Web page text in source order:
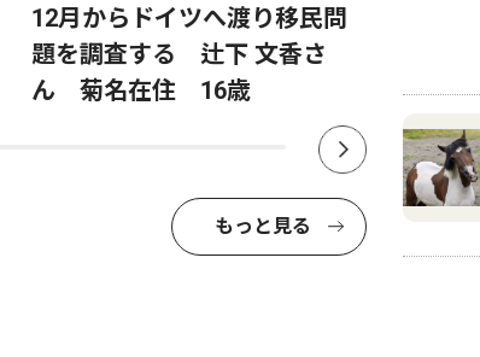
12月からドイツへ渡り移民問
題を調査する 辻下 文香さ
ん 菊名在住 16歳
感謝
もっと見る